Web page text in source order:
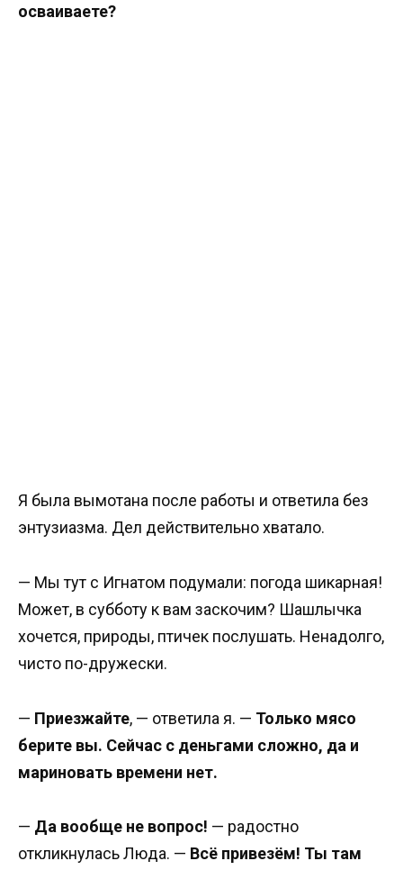
осваиваете?
Я была вымотана после работы и ответила без
энтузиазма. Дел действительно хватало.
— Мы тут с Игнатом подумали: погода шикарная!
Может, в субботу к вам заскочим? Шашлычка
хочется, природы, птичек послушать. Ненадолго,
чисто по-дружески.
— Приезжайте, — ответила я. — Только мясо
берите вы. Сейчас с деньгами сложно, да и
мариновать времени нет.
— Да вообще не вопрос! — радостно
откликнулась Люда. — Всё привезём! Ты там